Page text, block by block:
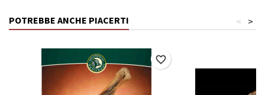
POTREBBE ANCHE PIACERTI >
<
favorite_border